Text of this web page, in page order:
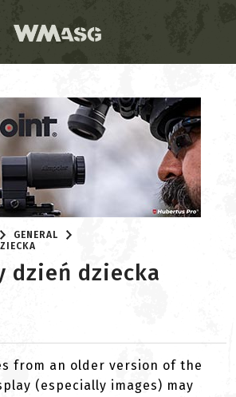
GENERAL
dzień dziecka
from an older version of the
(especially images) may